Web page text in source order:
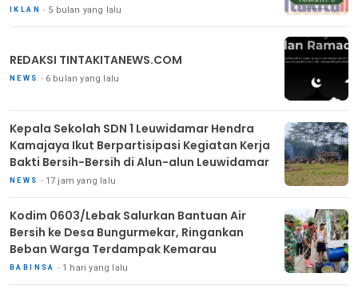
IKLAN 5 bulan yang lalu
REDAKSI TINTAKITANEWS.COM
NEWS 6 bulan yang lalu
Kepala Sekolah SDN 1 Leuwidamar Hendra
Kamajaya Ikut Berpartisipasi Kegiatan Kerja
Bakti Bersih-Bersih di Alun-alun Leuwidamar
NEWS 17 jam yang lalu
Kodim 0603/Lebak Salurkan Bantuan Air
Bersih ke Desa Bungurmekar, Ringankan
Beban Warga Terdampak Kemarau
BABINSA 1 hari yang lalu